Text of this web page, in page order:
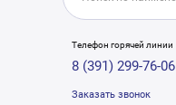
Телефон горячей линии
8 (391) 299-76-06
Заказать звонок